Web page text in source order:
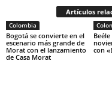
Artículos
Colombia
Bogotá se convierte en el
escenario más grande de
Morat con el lanzamiento
de Casa Morat
con